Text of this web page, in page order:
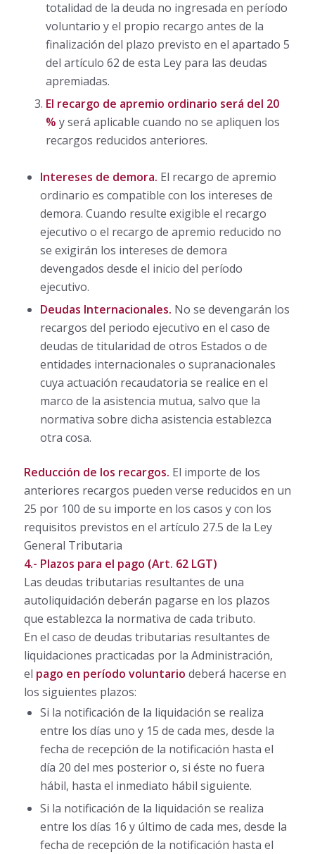
totalidad de la deuda no ingresada en período
voluntario y el propio recargo antes de la
finalización del plazo previsto en el apartado 5
del artículo 62 de esta Ley para las deudas
apremiadas.
El recargo de apremio ordinario será del 20
% y será aplicable cuando no se apliquen los
recargos reducidos anteriores.
Intereses de demora. El recargo de apremio
ordinario es compatible con los intereses de
demora. Cuando resulte exigible el recargo
ejecutivo o el recargo de apremio reducido no
se exigirán los intereses de demora
devengados desde el inicio del período
ejecutivo.
Deudas Internacionales. No se devengarán los
recargos del periodo ejecutivo en el caso de
deudas de titularidad de otros Estados o de
entidades internacionales o supranacionales
cuya actuación recaudatoria se realice en el
marco de la asistencia mutua, salvo que la
normativa sobre dicha asistencia establezca
otra cosa.
Reducción de los recargos. El importe de los
anteriores recargos pueden verse reducidos en un
25 por 100 de su importe en los casos y con los
requisitos previstos en el artículo 27.5 de la Ley
General Tributaria
4.- Plazos para el pago (Art. 62 LGT)
Las deudas tributarias resultantes de una
autoliquidación deberán pagarse en los plazos
que establezca la normativa de cada tributo.
En el caso de deudas tributarias resultantes de
liquidaciones practicadas por la Administración,
el pago en período voluntario deberá hacerse en
los siguientes plazos:
Si la notificación de la liquidación se realiza
entre los días uno y 15 de cada mes, desde la
fecha de recepción de la notificación hasta el
día 20 del mes posterior o, si éste no fuera
hábil, hasta el inmediato hábil siguiente.
Si la notificación de la liquidación se realiza
entre los días 16 y último de cada mes, desde la
fecha de recepción de la notificación hasta el